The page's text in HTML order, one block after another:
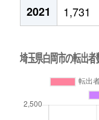
2021
1,731